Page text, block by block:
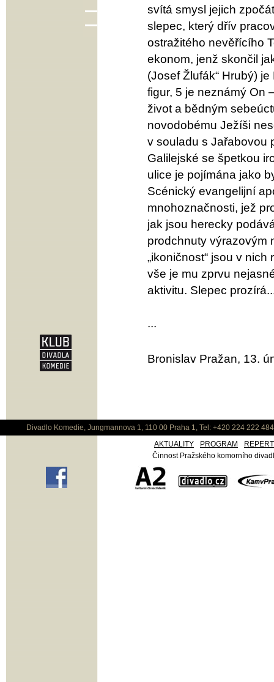
svítá smysl jejich
slepec, který dřív
ostražitého nevěřícího
ekonom, jenž skončil
(Josef Žlufák“ Hrubý)
figur, 5 je neznámý On
život a bědným
novodobému Ježíši
v souladu s Jařabovou
Galilejské se špetkou
ulice je pojímána jako
Scénický evangelijní
mnohoznačnosti, jež
jak jsou herecky
prodchnuty výrazovým
„ikoničnost“ jsou v
vše je mu zprvu
aktivitu. Slepec
...
Bronislav Pražan, 13.
Divadlo Komedie, Jungmannova 1, 110 00 Praha 1, Tel: +420 224 222
AKTUALITY
PROGRAM
Činnost Pražského komorního